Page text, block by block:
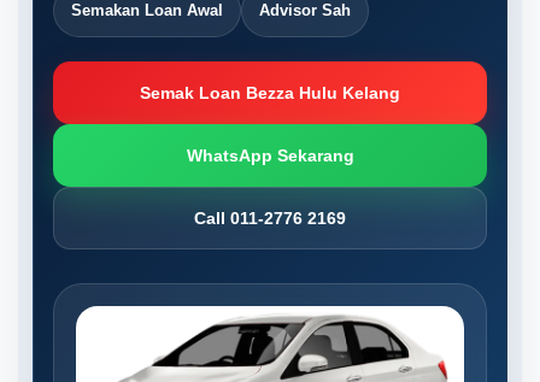
Semakan Loan Awal Advisor Sah
Semak Loan Bezza Hulu Kelang
WhatsApp Sekarang
Call 011-2776 2169